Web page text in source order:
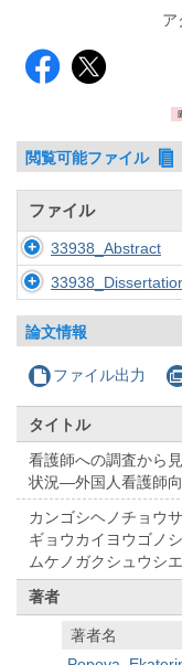
ア
閲覧可能ファイル
ファイル
33938_Abstract
論文情報
ファイル出力
タイトル
看護師への調査から
状況―外国人看護師
カンゴシヘノチョウ
ギョウカイヨウゴノ
ムケノガクシュウシ
著者
著者名